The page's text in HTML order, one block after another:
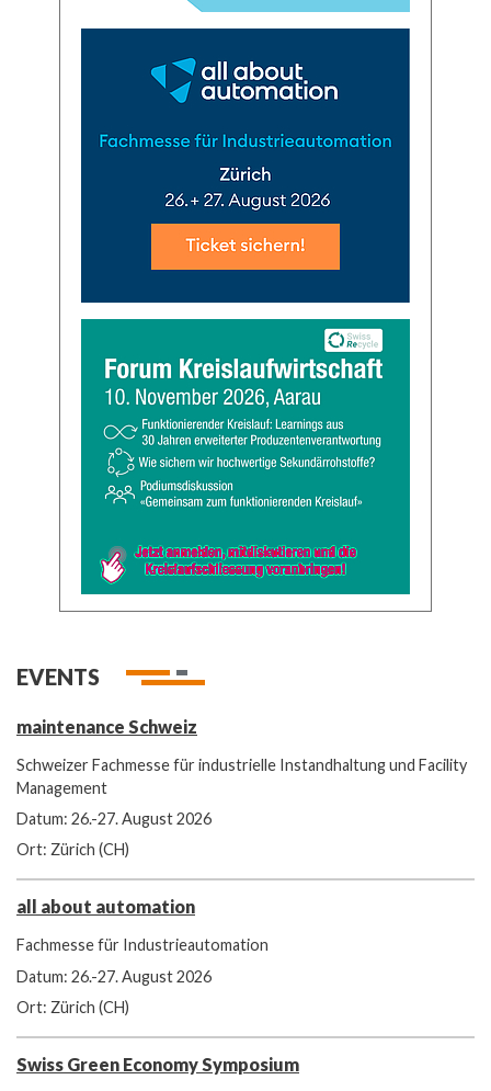
EVENTS
maintenance Schweiz
Schweizer Fachmesse für industrielle Instandhaltung und Facility
Management
Datum: 26.-27. August 2026
Ort: Zürich (CH)
all about automation
Fachmesse für Industrieautomation
Datum: 26.-27. August 2026
Ort: Zürich (CH)
Swiss Green Economy Symposium